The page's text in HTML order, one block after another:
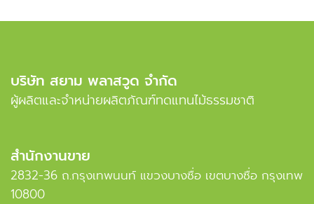
บริษัท สยาม พลาสวูด จำกัด
ผู้ผลิตและจำหน่ายผลิตภัณฑ์ทดแทนไม้ธรรมชาติ
สำนักงานขาย
2832-36 ถ.กรุงเทพนนท์ แขวงบางซื่อ เขตบางซื่อ กรุงเทพ
10800